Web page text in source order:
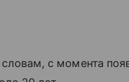
словам, с момента